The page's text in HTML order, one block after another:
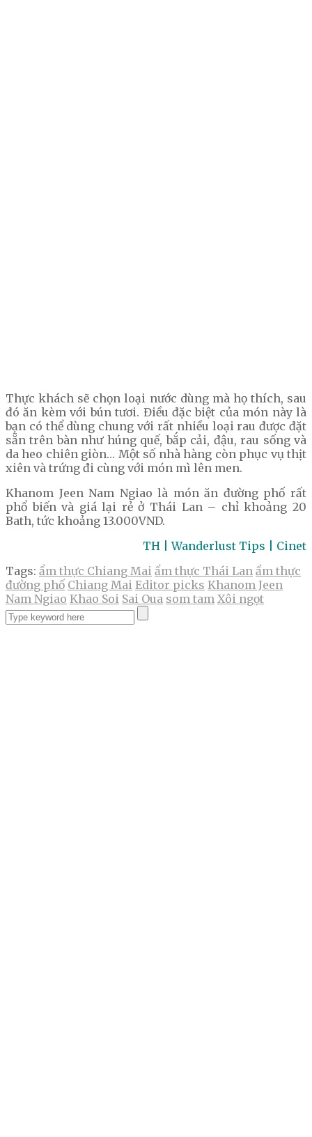
Thực khách sẽ chọn loại nước dùng mà họ thích, sau
đó ăn kèm với bún tươi. Điều đặc biệt của món này là
bạn có thể dùng chung với rất nhiều loại rau được đặt
sẵn trên bàn như húng quế, bắp cải, đậu, rau sống và
da heo chiên giòn… Một số nhà hàng còn phục vụ thịt
xiên và trứng đi cùng với món mì lên men.
Khanom Jeen Nam Ngiao là món ăn đường phố rất
phổ biến và giá lại rẻ ở Thái Lan – chỉ khoảng 20
Bath, tức khoảng 13.000VND.
TH | Wanderlust Tips | Cinet
Tags: ẩm thực Chiang Mai ẩm thực Thái Lan ẩm thực
đường phố Chiang Mai Editor picks Khanom Jeen
Nam Ngiao Khao Soi Sai Oua som tam Xôi ngọt